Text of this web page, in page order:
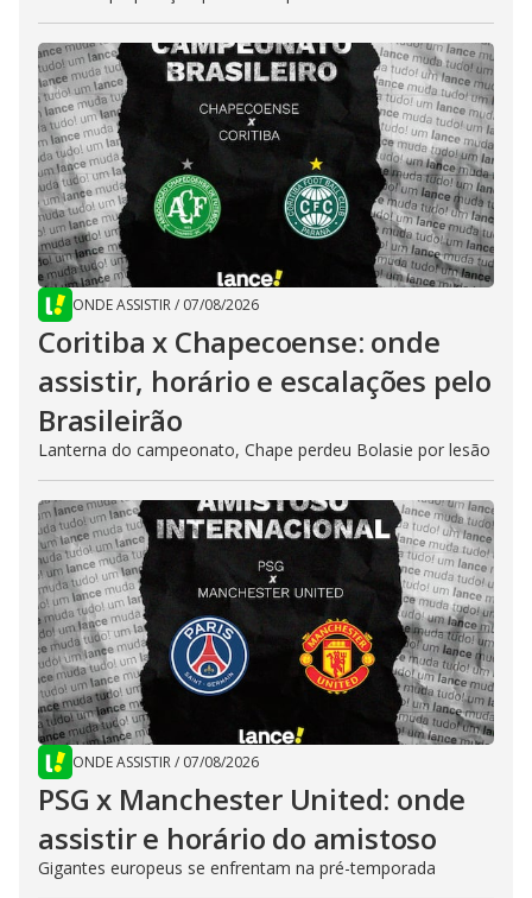
ONDE ASSISTIR/ 07/08/2026
Coritiba x Chapecoense: onde
assistir, horário e escalações pelo
Brasileirão
Lanterna do campeonato, Chape perdeu Bolasie por lesão
ONDE ASSISTIR/ 07/08/2026
PSG x Manchester United: onde
assistir e horário do amistoso
Gigantes europeus se enfrentam na pré-temporada